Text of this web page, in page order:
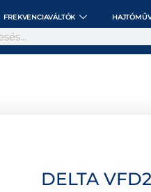
FREKVENCIAVÁLTÓK
DELTA